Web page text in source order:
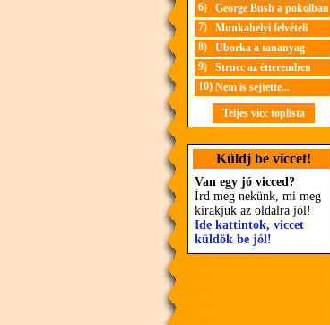
6)
George Bush a pokolban
7)
Munkahelyi felvételi
8)
Uborka a tananyag
9)
Strucc az étteremben
10) Nem is sejtette...
Teljes vicc toplista
Küldj be viccet!
Van egy jó vicced?
Írd meg nekünk, mi meg
kirakjuk az oldalra jól!
Ide kattintok, viccet
küldök be jól!